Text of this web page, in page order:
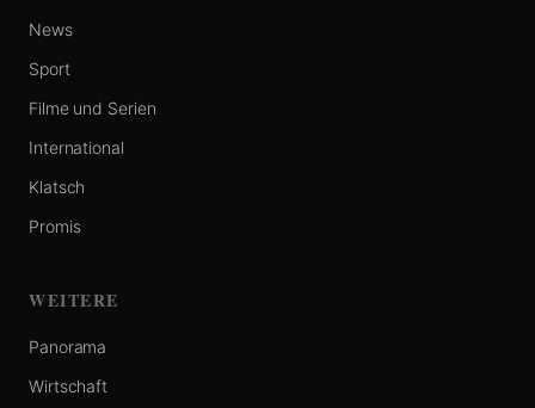
News
Sport
Filme und Serien
International
Klatsch
Promis
WEITERE
Panorama
Wirtschaft